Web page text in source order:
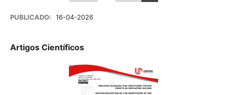
PUBLICADO: 16-04-2026
Artigos Científicos